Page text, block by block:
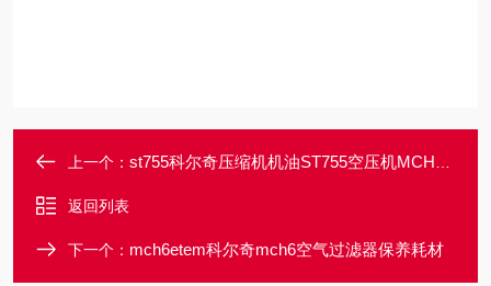
上一个： st755科尔奇压缩机机油ST755空压机MCH保养配件
返回列表
下一个： mch6etem科尔奇mch6空气过滤器保养耗材